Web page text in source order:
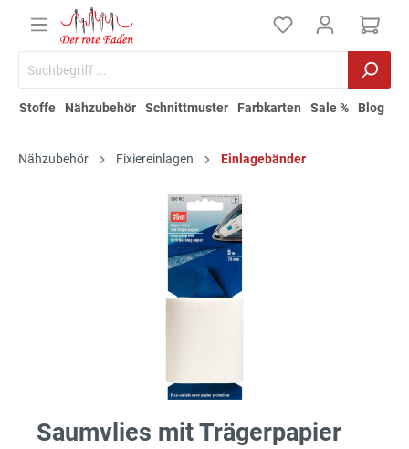
Stoffe Nähzubehör Schnittmuster Farbkarten Sale % Blog
Nähzubehör Fixiereinlagen Einlagebänder
Saumvlies mit Trägerpapier